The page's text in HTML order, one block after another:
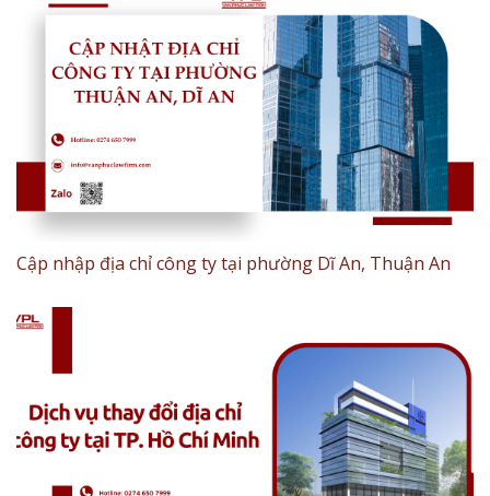
Cập nhập địa chỉ công ty tại phường Dĩ An, Thuận An